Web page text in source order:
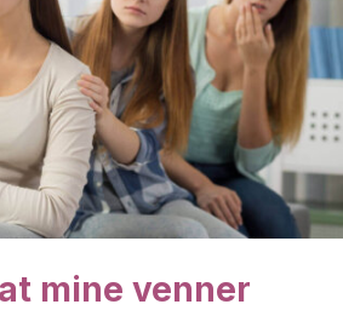
mine venner